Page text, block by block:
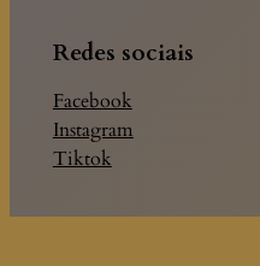
Redes sociais
Facebook
Instagram
Tiktok